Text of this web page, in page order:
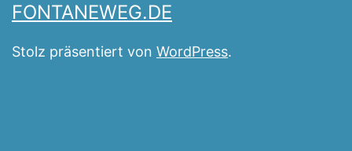
FONTANEWEG.DE
Stolz präsentiert von WordPress.